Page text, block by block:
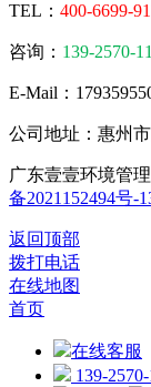
TEL： 400-6699-
咨询： 139-2570-
E-Mail：
公司地址：惠州
广东壹壹环境管
备2021152494号-
返回顶部
拨打电话
在线地图
首页
在线客服
139-2570-